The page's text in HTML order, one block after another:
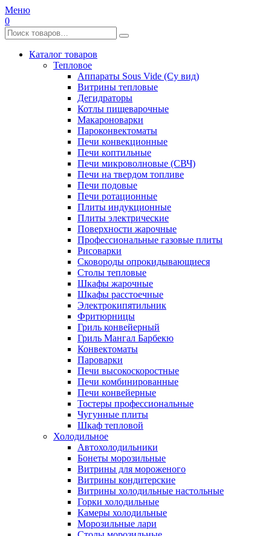
Меню
0
Каталог товаров
Тепловое
Аппараты Sous Vide (Су вид)
Витрины тепловые
Дегидраторы
Котлы пищеварочные
Макароноварки
Пароконвектоматы
Печи конвекционные
Печи коптильные
Печи микроволновые (СВЧ)
Печи на твердом топливе
Печи подовые
Печи ротационные
Плиты индукционные
Плиты электрические
Поверхности жарочные
Профессиональные газовые плиты
Рисоварки
Сковороды опрокидывающиеся
Столы тепловые
Шкафы жарочные
Шкафы расстоечные
Электрокипятильник
Фритюрницы
Гриль конвейерный
Гриль Мангал Барбекю
Конвектоматы
Пароварки
Печи высокоскоростные
Печи комбинированные
Печи конвейерные
Тостеры профессиональные
Чугунные плиты
Шкаф тепловой
Холодильное
Автохолодильники
Бонеты морозильные
Витрины для мороженого
Витрины кондитерские
Витрины холодильные настольные
Горки холодильные
Камеры холодильные
Морозильные лари